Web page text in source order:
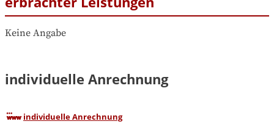
Keine Angabe
individuelle Anrechnung
individuelle Anrechnung